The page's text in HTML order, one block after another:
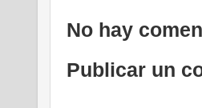
No hay
Publicar un